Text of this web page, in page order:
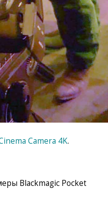
Camera 4K.
Blackmagic Pocket